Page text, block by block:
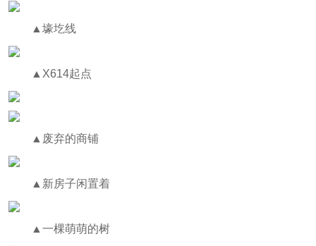
▲壕圪线
▲X614起点
▲废弃的商铺
▲新房子闲置着
▲一棵萌萌的树